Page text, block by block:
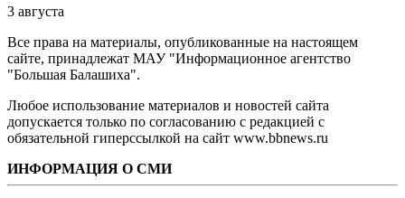
3 августа
Все права на материалы, опубликованные на настоящем
сайте, принадлежат МАУ "Информационное агентство
"Большая Балашиха".
Любое использование материалов и новостей сайта
допускается только по согласованию с редакцией с
обязательной гиперссылкой на сайт www.bbnews.ru
ИНФОРМАЦИЯ О СМИ